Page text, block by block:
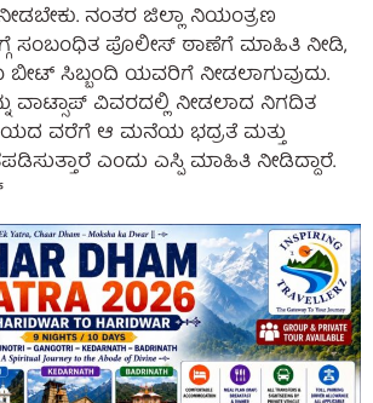
ನಂತರ ಜಿಲ್ಲಾ ನಿಯಂತ್ರಣ
ಸಂಬಂಧಿತ ಪೊಲೀಸ್‌ ಠಾಣೆಗೆ ಮಾಹಿತಿ ನೀಡಿ,
ಸಿಬ್ಬಂದಿ ಯವರಿಗೆ ನೀಡಲಾಗುವುದು.
ವಿವರದಲ್ಲಿ ನೀಡಲಾದ ನಿಗದಿತ
ವರೆಗೆ ಆ ಮನೆಯ ಭದ್ರತೆ ಮತ್ತು
ಎಂದು ಎಸ್ಪಿ ಮಾಹಿತಿ ನೀಡಿದ್ದಾರೆ.